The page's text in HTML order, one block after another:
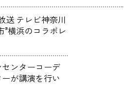
送 テレビ神奈川
”横浜のコラボレ
しました。
ンターコーデ
ーが講演を行い